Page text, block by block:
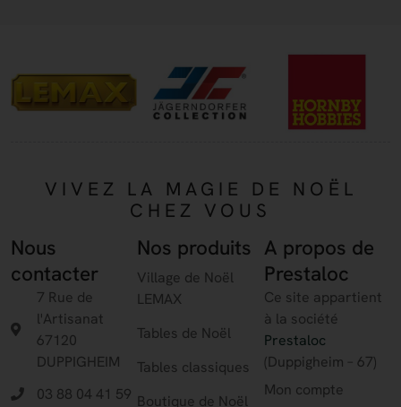
VIVEZ LA MAGIE DE NOËL
CHEZ VOUS
Nous
contacter
7 Rue de
l'Artisanat
67120
DUPPIGHEIM
03 88 04 41 59
Nos produits
Village de Noël
LEMAX
Tables de Noël
Tables classiques
Boutique de Noël
A propos de
Prestaloc
Ce site appartient
à la société
Prestaloc
(Duppigheim – 67)
Mon compte